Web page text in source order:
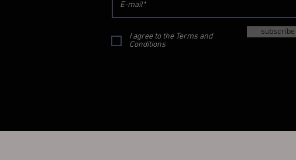
I agree to the Terms and
Conditions
subscribe